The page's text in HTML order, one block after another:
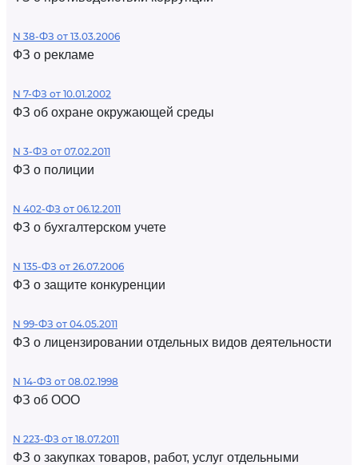
N 38-ФЗ от 13.03.2006
ФЗ о рекламе
N 7-ФЗ от 10.01.2002
ФЗ об охране окружающей среды
N 3-ФЗ от 07.02.2011
ФЗ о полиции
N 402-ФЗ от 06.12.2011
ФЗ о бухгалтерском учете
N 135-ФЗ от 26.07.2006
ФЗ о защите конкуренции
N 99-ФЗ от 04.05.2011
ФЗ о лицензировании отдельных видов деятельности
N 14-ФЗ от 08.02.1998
ФЗ об ООО
N 223-ФЗ от 18.07.2011
ФЗ о закупках товаров, работ, услуг отдельными